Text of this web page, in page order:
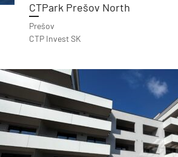
CTPark Prešov North
Prešov
CTP Invest SK